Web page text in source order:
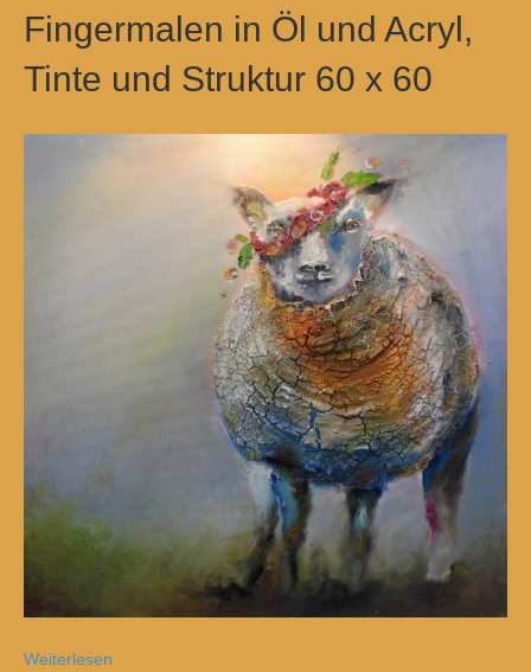
Fingermalen in Öl und Acryl,
Tinte und Struktur 60 x 60
Weiterlesen